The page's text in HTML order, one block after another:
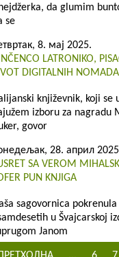
da glumim
se
8. мај 2025.
LATRONIKO,
DIGITALNIH NOMADA
književnik, koji se
izboru za nagradu
govor
28. април
SA VEROM
PUN KNJIGA
sagovornica
u Švajcarskoj
Janom